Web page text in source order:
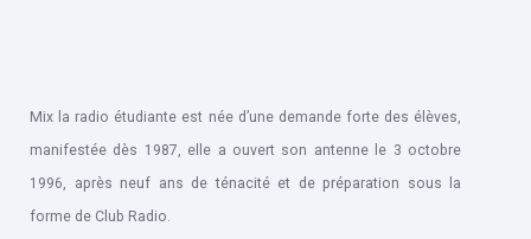
Mix la radio étudiante est née d’une demande forte des élèves,
manifestée dès 1987, elle a ouvert son antenne le 3 octobre
1996, après neuf ans de ténacité et de préparation sous la
forme de Club Radio.